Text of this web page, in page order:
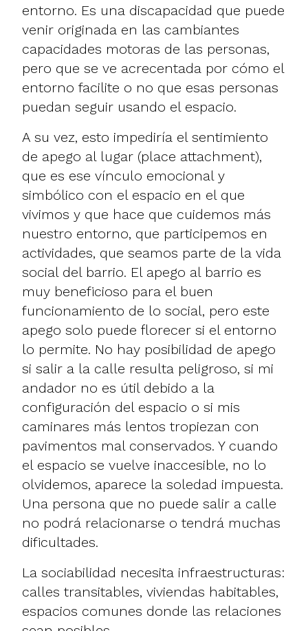
entorno. Es una discapacidad que puede
venir originada en las cambiantes
capacidades motoras de las personas,
pero que se ve acrecentada por cómo el
entorno facilite o no que esas personas
puedan seguir usando el espacio.
A su vez, esto impediría el sentimiento
de apego al lugar (place attachment),
que es ese vínculo emocional y
simbólico con el espacio en el que
vivimos y que hace que cuidemos más
nuestro entorno, que participemos en
actividades, que seamos parte de la vida
social del barrio. El apego al barrio es
muy beneficioso para el buen
funcionamiento de lo social, pero este
apego solo puede florecer si el entorno
lo permite. No hay posibilidad de apego
si salir a la calle resulta peligroso, si mi
andador no es útil debido a la
configuración del espacio o si mis
caminares más lentos tropiezan con
pavimentos mal conservados. Y cuando
el espacio se vuelve inaccesible, no lo
olvidemos, aparece la soledad impuesta.
Una persona que no puede salir a calle
no podrá relacionarse o tendrá muchas
dificultades.
La sociabilidad necesita infraestructuras:
calles transitables, viviendas habitables,
espacios comunes donde las relaciones